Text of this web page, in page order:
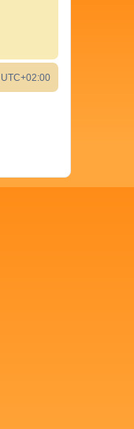
UTC+02:00